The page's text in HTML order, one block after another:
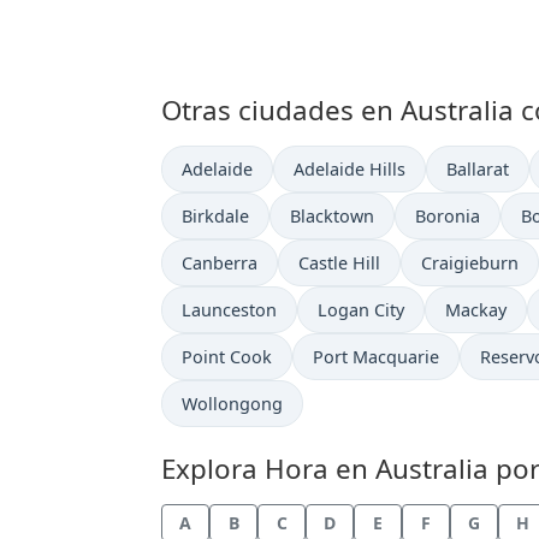
Otras ciudades en Australia
Hora actual en
Adelaide Hora actual en
Adelaide Hills Hora
Ballarat
Hora actual en
Birkdale Hora actual en
Blacktown Hora actual en
Boronia
Hora actual en
Canberra Hora actual en
Castle Hill Hora actual en
Craigieburn
Hora actual en
Launceston Hora actual en
Logan City Hora
Mackay
Hora actual en
Point Cook Hora actual en
Port Macquarie Hora
Hora actual en
Wollongong
Explora Hora en Australia
A B C D E F G H